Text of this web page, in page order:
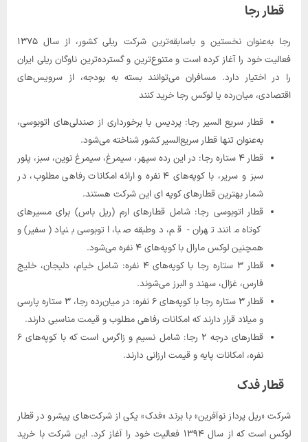
قطار رجا
رجا به‌عنوان نخستین و باسابقه‌ترین شرکت ریلی کشور، از سال ۱۳۷۵
فعالیت خود را آغاز کرده است و متنوع‌ترین و گسترده‌ترین ناوگان ریلی ایران
را در اختیار دارد. مسافران می‌توانند بسته به بودجه، از سرویس‌های
اقتصادی، میان‌رده یا لوکس رجا خرید کنند
قطار سریع السیر رجا: پردیس با برخورداری از صندلی‌های اتوبوسی،
به‌عنوان تنها قطار سریع‌السیر کشور شناخته می‌شود.
قطار ۴ ستاره رجا: در این رده سپهر، سیمرغ، سیمرغ نوین، سبز، پلور
سبز و سریر، با کوپه‌های ۴ نفره و ارائه امکانات رفاهی مطلوب، در
شمار بهترین قطارهای کوپه ای این شرکت هستند.
قطار اتوبوسی رجا: شامل قطارهای ارم (ریل باس) برای مسیرهای
کوتاه مانند تهران - قم، دوطبقه صبا، اتوبوسی بنیاد (سفیر) و
همچنین لوکس مارال با کوپه‌های ۴ نفره می‌شود.
قطار ۳ ستاره رجا با کوپه‌های ۴ نفره: شامل خیام، دلیجان، خلیج
فارس، غزال، سهند و البرز می‌شوند.
قطار ۳ ستاره رجا با کوپه‌های ۶ نفره: در میان‌رده رجا، ۳ ستاره پارسی
و میلاد قرار دارند که امکانات رفاهی مطلوب و قیمت مناسبی دارند.
قطارهای درجه ۲ رجا: شامل نسیم و زاگرس است که با کوپه‌های ۶
نفره، امکانات پایه و قیمت ارزانی دارند.
قطار فدک
شرکت «ریل پرداز نوآفرین» با برند «فدک» یکی از شرکت‌های پیشرو در قطار
لوکس است که از سال ۱۳۹۴ فعالیت خود را آغاز کرد. این شرکت با خرید